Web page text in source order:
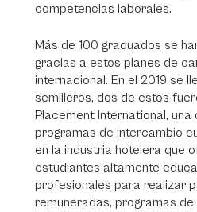
competencias laborales.
Más de 100 graduados se
gracias a estos planes de
internacional. En el 2019 se
semilleros, dos de estos
Placement International, una
programas de intercambio
en la industria hotelera que
estudiantes altamente
profesionales para realizar
remuneradas, programas